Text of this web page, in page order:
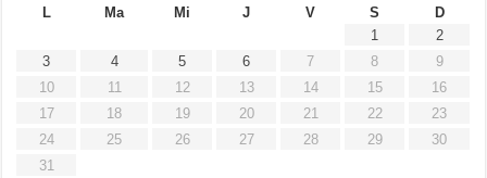
L
Ma Mi J V S
D
1
2
3
4 5 6 7 8
9
10
11 12 13 14 15
16
17
18 19 20 21 22
23
24
25 26 27 28 29
30
31